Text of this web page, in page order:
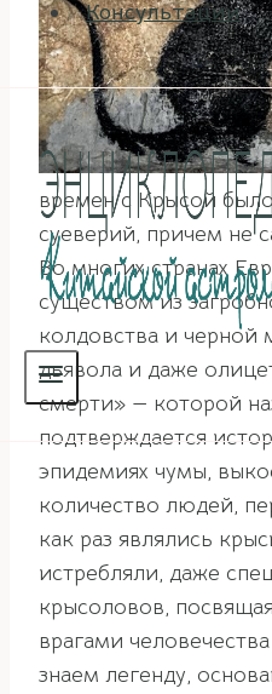
Консультации
времен с Крысой
суеверий, причем не
Во многих странах
существом из
колдовства и черной
дьявола и даже
смерти» — которой
подтверждается
эпидемиях чумы,
количество людей,
как раз являлись
истребляли, даже
крысоловов,
врагами
знаем легенду,